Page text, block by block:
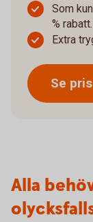
Som
% rabatt.
Extra
Se
Alla